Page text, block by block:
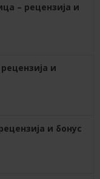
– рецензија и
и
и бонус